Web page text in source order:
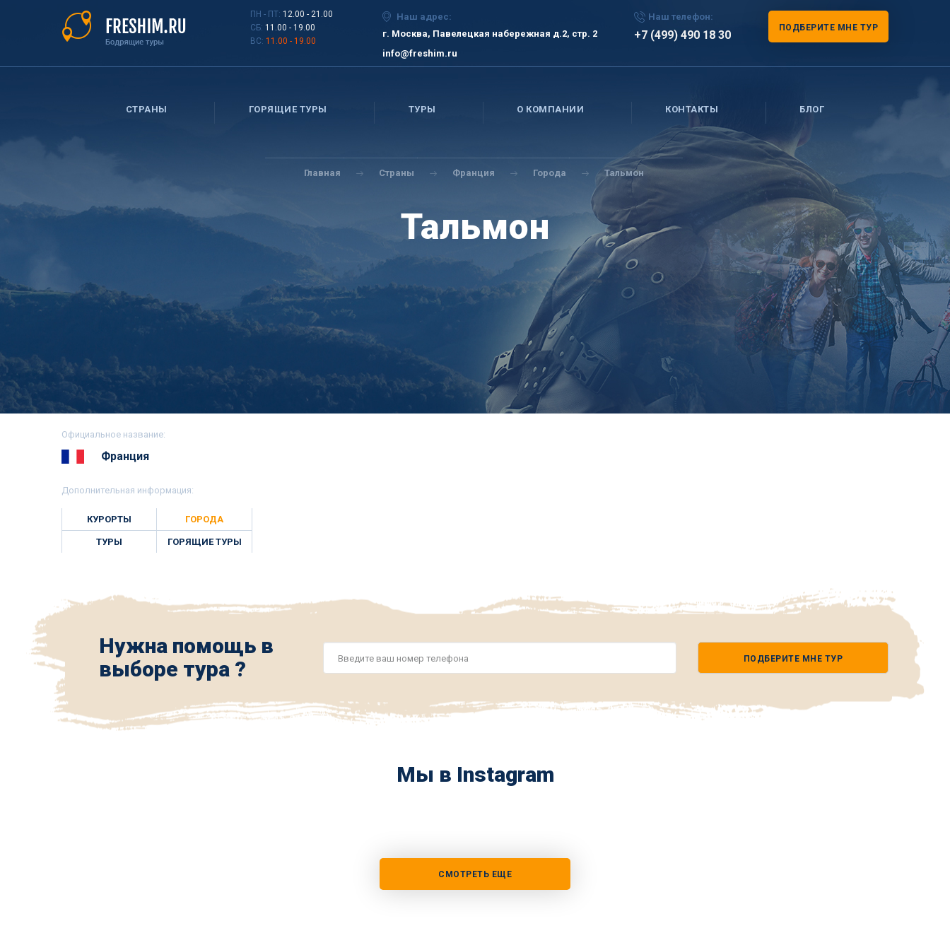
ПН - ПТ: 12.00 - 21.00
СБ: 11.00 - 19.00
ВС: 11.00 - 19.00
Наш адрес:
г. Москва, Павелецкая набережная д.2, стр. 2
info@freshim.ru
Наш телефон:
+7 (499) 490 18 30
ПОДБЕРИТЕ МНЕ ТУР
СТРАНЫ ГОРЯЩИЕ ТУРЫ ТУРЫ О КОМПАНИИ КОНТАКТЫ БЛОГ
Вы
здесь
Главная Страны Франция Города Тальмон
Тальмон
Официальное название:
Франция
Дополнительная информация:
КУРОРТЫ ГОРОДА
ТУРЫ ГОРЯЩИЕ ТУРЫ
Нужна помощь в
выборе тура ?
*
ПОДБЕРИТЕ МНЕ ТУР
Мы в Instagram
СМОТРЕТЬ ЕЩЕ